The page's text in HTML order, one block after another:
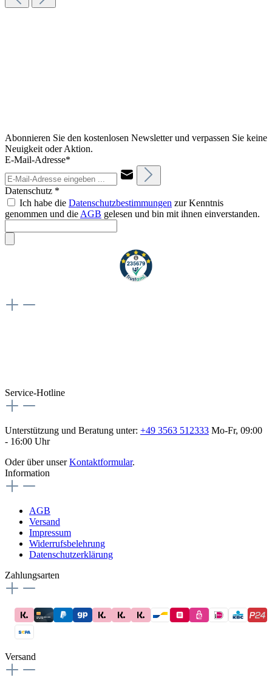
Abonnieren Sie den kostenlosen Newsletter und verpassen Sie keine
Neuigkeit oder Aktion.
E-Mail-Adresse*
Datenschutz *
Ich habe die Datenschutzbestimmungen zur Kenntnis
genommen und die AGB gelesen und bin mit ihnen einverstanden.
Service-Hotline
Unterstützung und Beratung unter: +49 3563 512333 Mo-Fr, 09:00
- 16:00 Uhr
Oder über unserKontaktformular.
Information
AGB
Versand
Impressum
Widerrufsbelehrung
Datenschutzerklärung
Zahlungsarten
Versand